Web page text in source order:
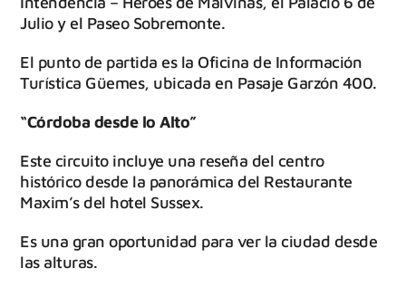
Julio y el Paseo Sobremonte.
El punto de partida es la Oficina de Información
Turística Güemes, ubicada en Pasaje Garzón 400.
“Córdoba desde lo Alto”
Este circuito incluye una reseña del centro
histórico desde la panorámica del Restaurante
Maxim’s del hotel Sussex.
Es una gran oportunidad para ver la ciudad desde
las alturas.